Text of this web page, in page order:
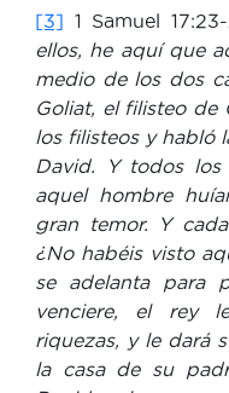
[3] 1 Samuel
ellos, he aquí que
medio de los dos
Goliat, el filisteo de
los filisteos y habló
David. Y todos los
aquel hombre
gran temor. Y
¿No habéis visto
se adelanta para
venciere, el rey
riquezas, y le dará
la casa de su